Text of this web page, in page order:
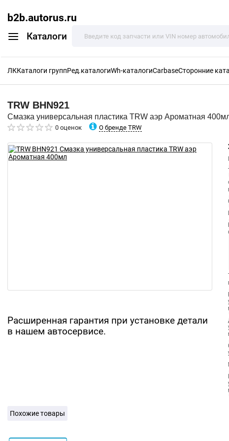
b2b.autorus.ru
Каталоги
ЛККаталоги группРед.каталогиWh-каталогиCarbaseСторонние
TRW BHN921
Смазка универсальная пластика TRW аэр Ароматная
0 оценок О бренде TRW
Расширенная гарантия при установке детали
в нашем автосервисе.
Похожие товары